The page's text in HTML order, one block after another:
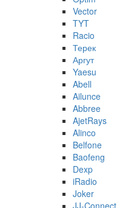
Vector
TYT
Racio
Терек
Аргут
Yaesu
Abell
Ailunce
Abbree
AjetRays
Alinco
Belfone
Baofeng
Dexp
iRadio
Joker
JJ-Connect